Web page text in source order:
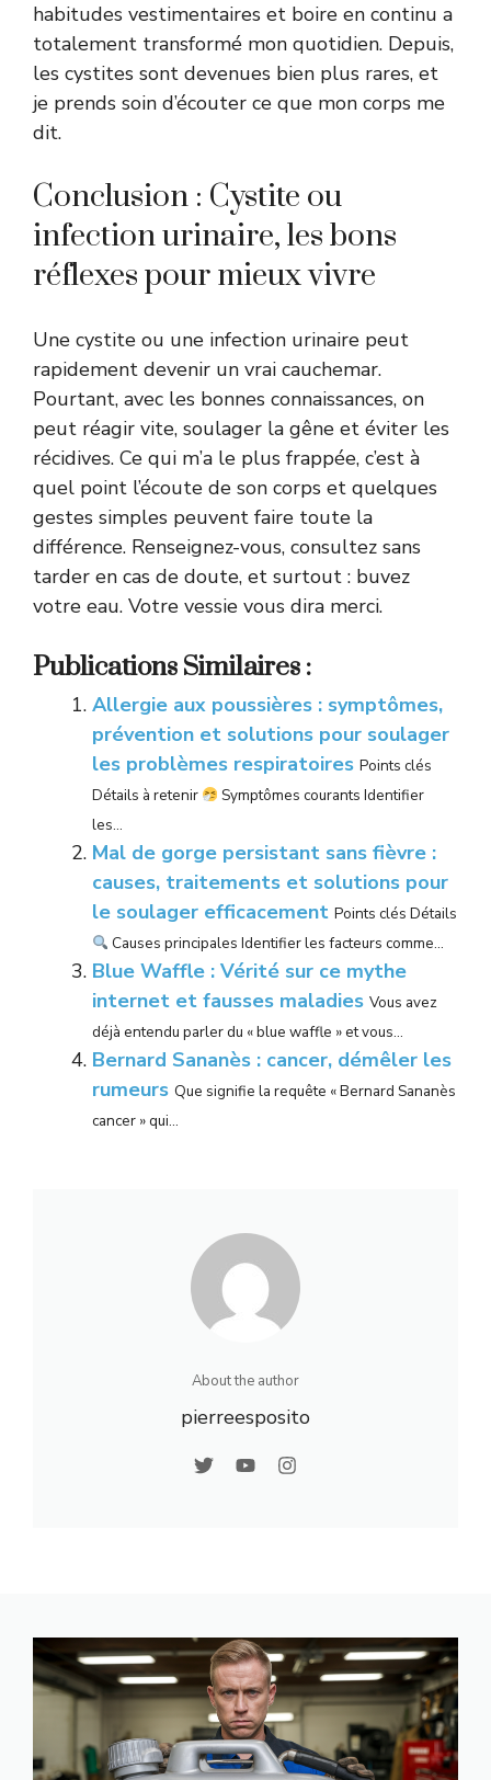
habitudes vestimentaires et boire en continu a
totalement transformé mon quotidien. Depuis,
les cystites sont devenues bien plus rares, et
je prends soin d’écouter ce que mon corps me
dit.
Conclusion : Cystite ou
infection urinaire, les bons
réflexes pour mieux vivre
Une cystite ou une infection urinaire peut
rapidement devenir un vrai cauchemar.
Pourtant, avec les bonnes connaissances, on
peut réagir vite, soulager la gêne et éviter les
récidives. Ce qui m’a le plus frappée, c’est à
quel point l’écoute de son corps et quelques
gestes simples peuvent faire toute la
différence. Renseignez-vous, consultez sans
tarder en cas de doute, et surtout : buvez
votre eau. Votre vessie vous dira merci.
Publications Similaires :
Allergie aux poussières : symptômes,
prévention et solutions pour soulager
les problèmes respiratoires Points clés
Détails à retenir
Symptômes courants Identifier
les...
Mal de gorge persistant sans fièvre :
causes, traitements et solutions pour
le soulager efficacement Points clés Détails
Causes principales Identifier les facteurs comme...
Blue Waffle : Vérité sur ce mythe
internet et fausses maladies Vous avez
déjà entendu parler du « blue waffle » et vous...
Bernard Sananès : cancer, démêler les
rumeurs Que signifie la requête « Bernard Sananès
cancer » qui...
About the author
pierreesposito